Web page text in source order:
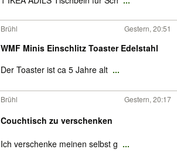
Brühl Gestern, 20:51
WMF Minis Einschlitz Toaster Edelstahl
Der Toaster ist ca 5 Jahre alt ...
Brühl Gestern, 20:17
Couchtisch zu verschenken
Ich verschenke meinen selbst g ...